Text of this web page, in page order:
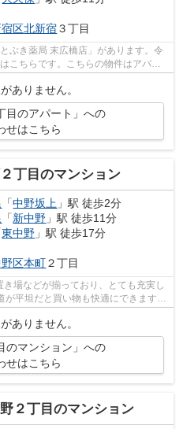
宿区北新宿３丁目
ぶき薬局 末広橋店」があります。令
こちらです。こちらの物件はアパー
、...
ありません。
目のアパート」への
せはこちら
丁目のマンション
「中野坂上 」駅 徒歩2分
「新中野 」駅 徒歩11分
東中野 」駅 徒歩17分
区本町２丁目
場などが揃っており、とても充実し
が平坦だと買い物も快適にできます
ン...
ありません。
のマンション」への
せはこちら
２丁目のマンション